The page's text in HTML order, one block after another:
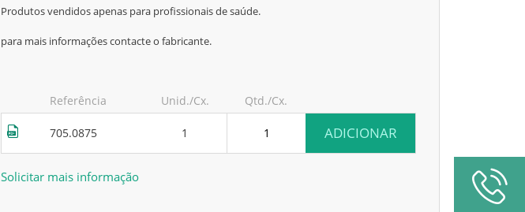
produtos vendidos apenas para profissionais de saúde.
para mais informações contacte o fabricante.
Referência Unid./Cx. Qtd./Cx.
705.0875 1 ADICIONAR
Solicitar mais informação